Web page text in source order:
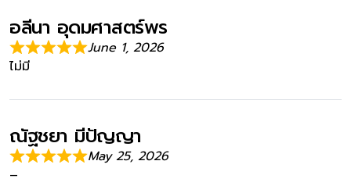
อลีนา อุดมศาสตร์พร
June 1, 2026
ไม่มี
ณัฐชยา มีปัญญา
May 25, 2026
–